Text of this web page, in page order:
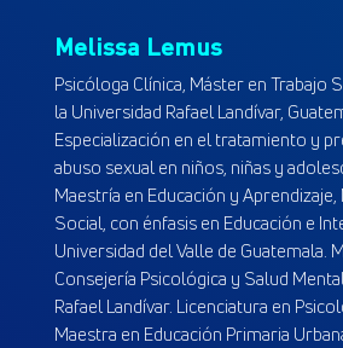
Melissa Lemus
Psicóloga Clínica, Máster en Trabajo
la Universidad Rafael Landívar,
Especialización en el tratamiento y
abuso sexual en niños, niñas y
Maestría en Educación y
Social, con énfasis en Educación e
Universidad del Valle de Guatemala.
Consejería Psicológica y Salud
Rafael Landívar. Licenciatura en
Maestra en Educación Primaria